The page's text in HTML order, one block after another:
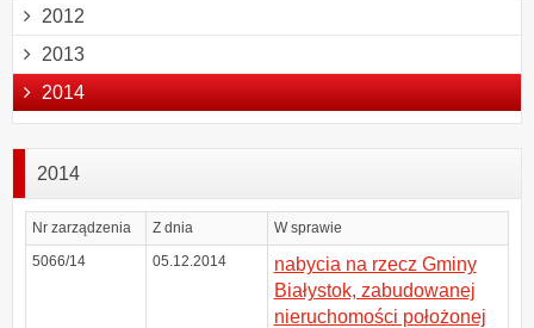
2012
2013
2014
2014
Nr zarządzenia Z dnia
W sprawie
5066/14
05.12.2014
nabycia na rzecz Gminy
Białystok, zabudowanej
nieruchomości położonej